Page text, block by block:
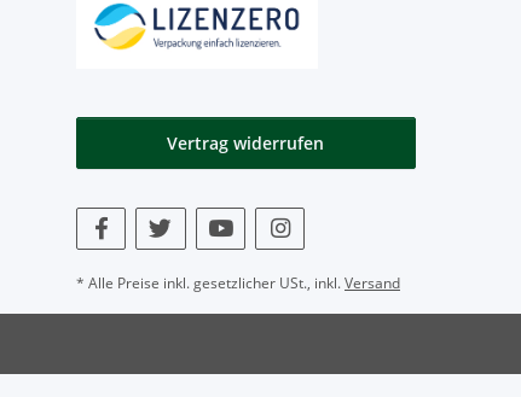
Vertrag widerrufen
* Alle Preise inkl. gesetzlicher USt., inkl.Versand